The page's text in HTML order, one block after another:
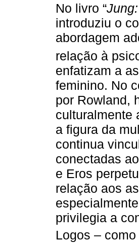
No livro “
introduziu o
abordagem
relação à
enfatizam a
feminino. No
por Rowland,
culturalmente
a figura da
continua
conectadas
e Eros
relação aos
privilegia a
Logos –